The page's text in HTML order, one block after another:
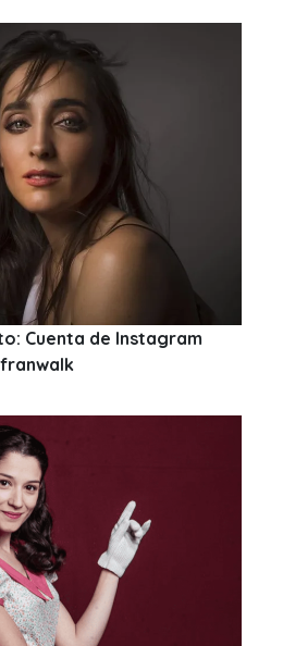
Cuenta de Instagram